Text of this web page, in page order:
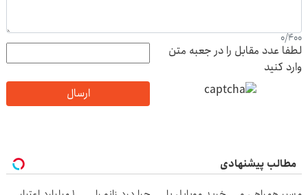
0/400
لطفا عدد مقابل را در جعبه متن
وارد کنید
ارسال
مطالب پیشنهادی